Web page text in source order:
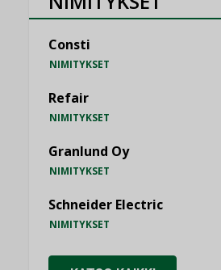
Consti
NIMITYKSET
Refair
NIMITYKSET
Granlund Oy
NIMITYKSET
Schneider Electric
NIMITYKSET